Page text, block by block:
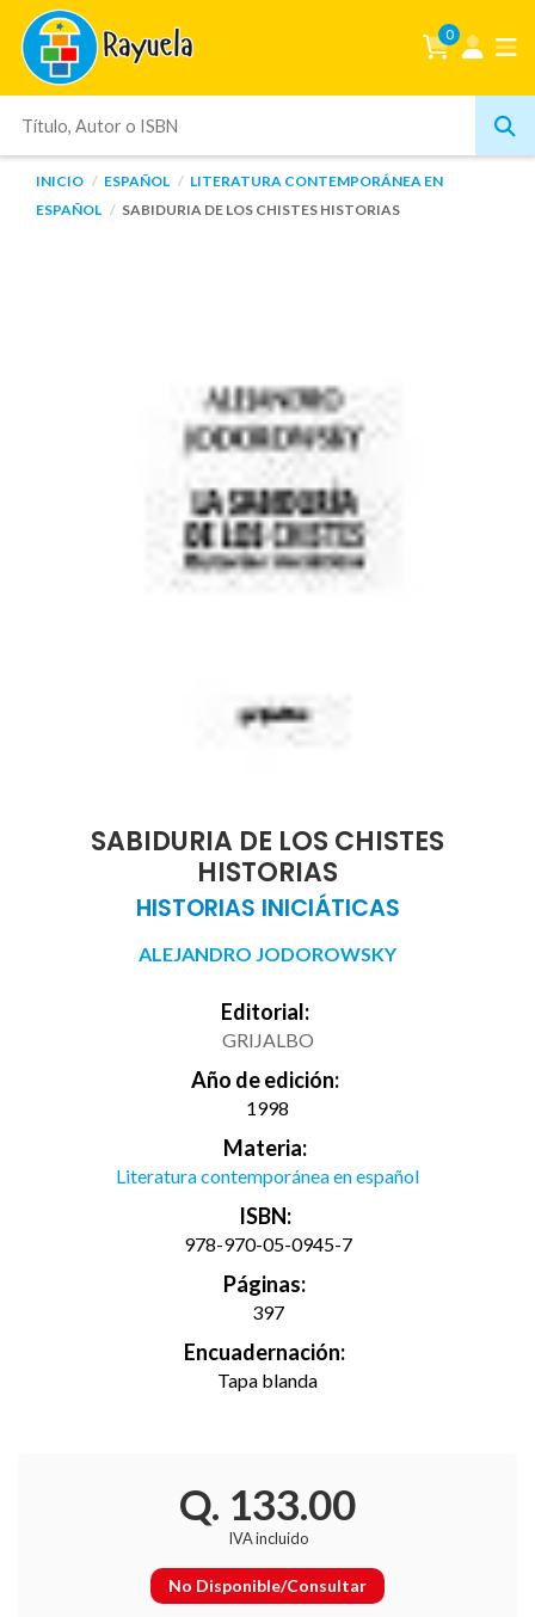
0
INICIO ESPAÑOL
LITERATURA CONTEMPORÁNEA EN
ESPAÑOL
SABIDURIA DE LOS CHISTES HISTORIAS
SABIDURIA DE LOS CHISTES
HISTORIAS
HISTORIAS INICIÁTICAS
ALEJANDRO JODOROWSKY
Editorial:
GRIJALBO
Año de edición:
1998
Materia:
Literatura contemporánea en español
ISBN:
978-970-05-0945-7
Páginas:
397
Encuadernación:
Tapa blanda
Q. 133.00
IVA incluido
No Disponible/Consultar